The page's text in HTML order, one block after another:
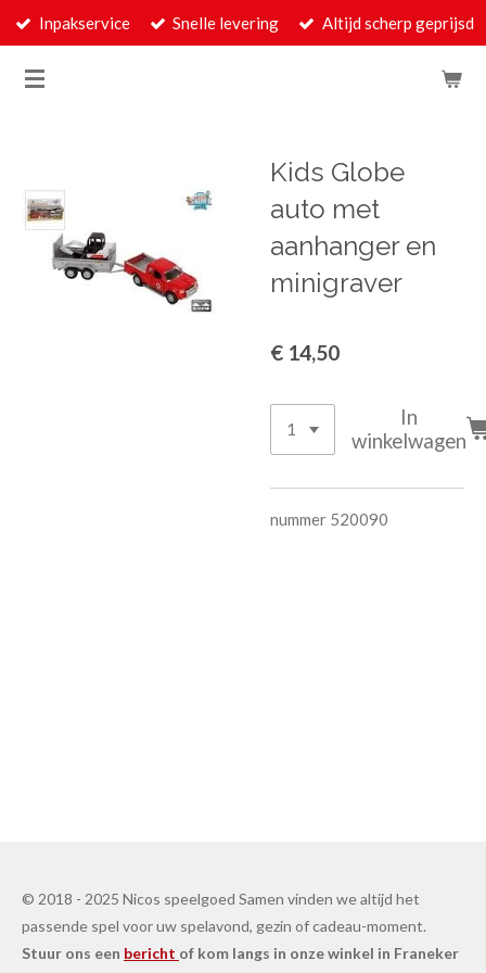
Ga
naar
Inpakservice Snelle levering Altijd scherp geprijsd
Kids Globe
auto met
aanhanger en
minigraver
€ 14,50
In
winkelwagen
nummer 520090
© 2018 - 2025 Nicos speelgoed Samen vinden we altijd het
passende spel voor uw spelavond, gezin of cadeau-moment.
Stuur ons een bericht of kom langs in onze winkel in Franeker